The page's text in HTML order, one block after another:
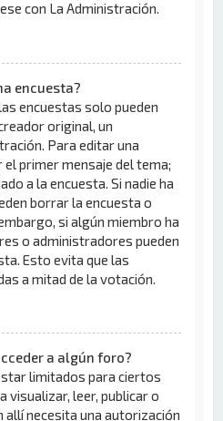
con La Administración.
encuesta?
encuestas solo pueden
original, un
Para editar una
el primer mensaje del tema;
a la encuesta. Si nadie ha
borrar la encuesta o
si algún miembro ha
o administradores pueden
Esto evita que las
a mitad de la votación.
a algún foro?
limitados para ciertos
visualizar, leer, publicar o
allí necesita una autorización